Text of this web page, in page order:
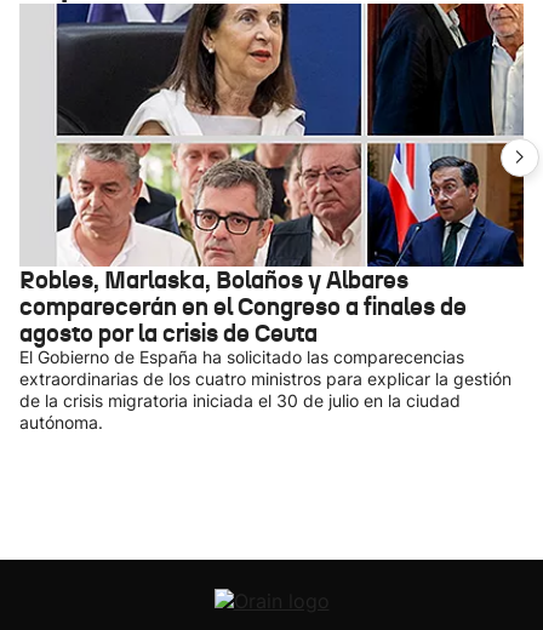
Robles, Marlaska, Bolaños y Albares
comparecerán en el Congreso a finales de
agosto por la crisis de Ceuta
El Gobierno de España ha solicitado las comparecencias
extraordinarias de los cuatro ministros para explicar la gestión
de la crisis migratoria iniciada el 30 de julio en la ciudad
autónoma.